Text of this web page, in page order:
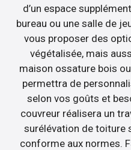
d’un espace
bureau ou une salle de
vous proposer des
végétalisée, mais
maison ossature bois
permettra de
selon vos goûts et
couvreur réalisera un
surélévation de toiture
conforme aux normes.